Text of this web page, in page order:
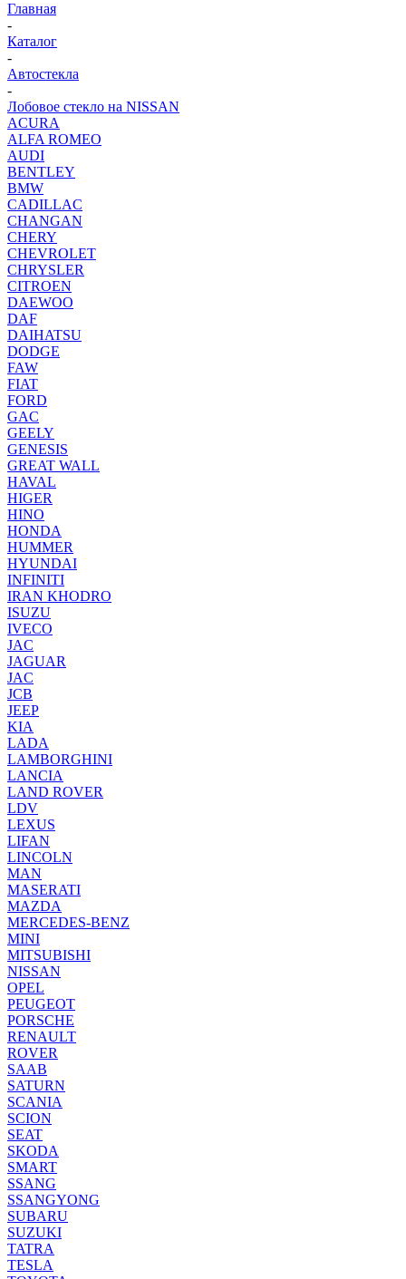
Главная
-
Каталог
-
Автостекла
-
Лобовое стекло на NISSAN
ACURA
ALFA ROMEO
AUDI
BENTLEY
BMW
CADILLAC
CHANGAN
CHERY
CHEVROLET
CHRYSLER
CITROEN
DAEWOO
DAF
DAIHATSU
DODGE
FAW
FIAT
FORD
GAC
GEELY
GENESIS
GREAT WALL
HAVAL
HIGER
HINO
HONDA
HUMMER
HYUNDAI
INFINITI
IRAN KHODRO
ISUZU
IVECO
JAC
JAGUAR
JAС
JCB
JEEP
KIA
LADA
LAMBORGHINI
LANCIA
LAND ROVER
LDV
LEXUS
LIFAN
LINCOLN
MAN
MASERATI
MAZDA
MERCEDES-BENZ
MINI
MITSUBISHI
NISSAN
OPEL
PEUGEOT
PORSCHE
RENAULT
ROVER
SAAB
SATURN
SCANIA
SCION
SEAT
SKODA
SMART
SSANG
SSANGYONG
SUBARU
SUZUKI
TATRA
TESLA